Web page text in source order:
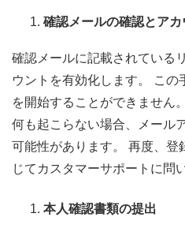
確認メールの確認とア
確認メールに記載されている
ウントを有効化します。 この
を開始することができません
何も起こらない場合、メール
可能性があります。 再度、登
じてカスタマーサポートに問
本人確認書類の提出